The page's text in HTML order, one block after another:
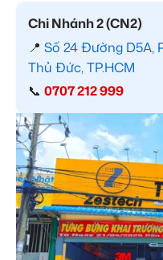
Chi Nhánh 2 (CN2)
📍 Số 24 Đường D5A,
Thủ Đức, TP.HCM
📞 0707 212 999